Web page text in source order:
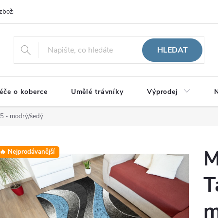
HLEDAT
o koberce Umělé trávníky Výprodej
- modrý/šedý
🔥 Nejprodávanější